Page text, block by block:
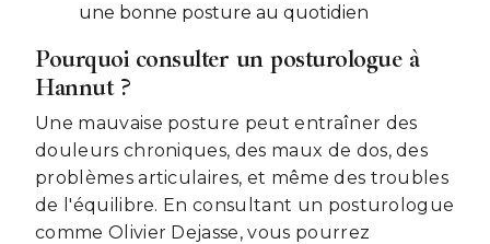
une bonne posture au quotidien
Pourquoi consulter un posturologue à
Hannut ?
Une mauvaise posture peut entraîner des
douleurs chroniques, des maux de dos, des
problèmes articulaires, et même des troubles
de l'équilibre. En consultant un posturologue
comme Olivier Dejasse, vous pourrez